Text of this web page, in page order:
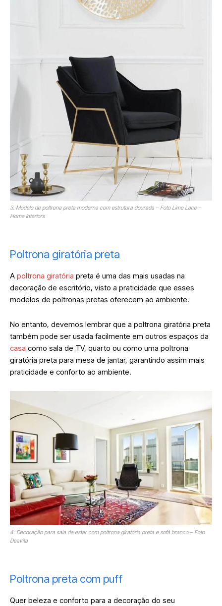
3. Modelo de poltrona preta moderna com estrutura dourada – Foto Lime Lace –
Home Interiors
Poltrona giratória preta
A poltrona giratória preta é uma das mais usadas na
decoração de escritório, visto a praticidade que esses
modelos de poltronas pretas oferecem ao ambiente.
No entanto, devemos lembrar que a poltrona giratória preta
também pode ser usada facilmente em outros espaços da
casa como sala de TV, quarto ou como uma poltrona
giratória preta para mesa de jantar, garantindo assim mais
praticidade e conforto ao ambiente.
4. Decoração para sala de estar com poltrona giratória preta e sofá branco – Foto
Deavita
Poltrona preta com puff
Quer beleza e conforto para a decoração do seu